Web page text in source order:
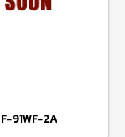
F-91WF-2A